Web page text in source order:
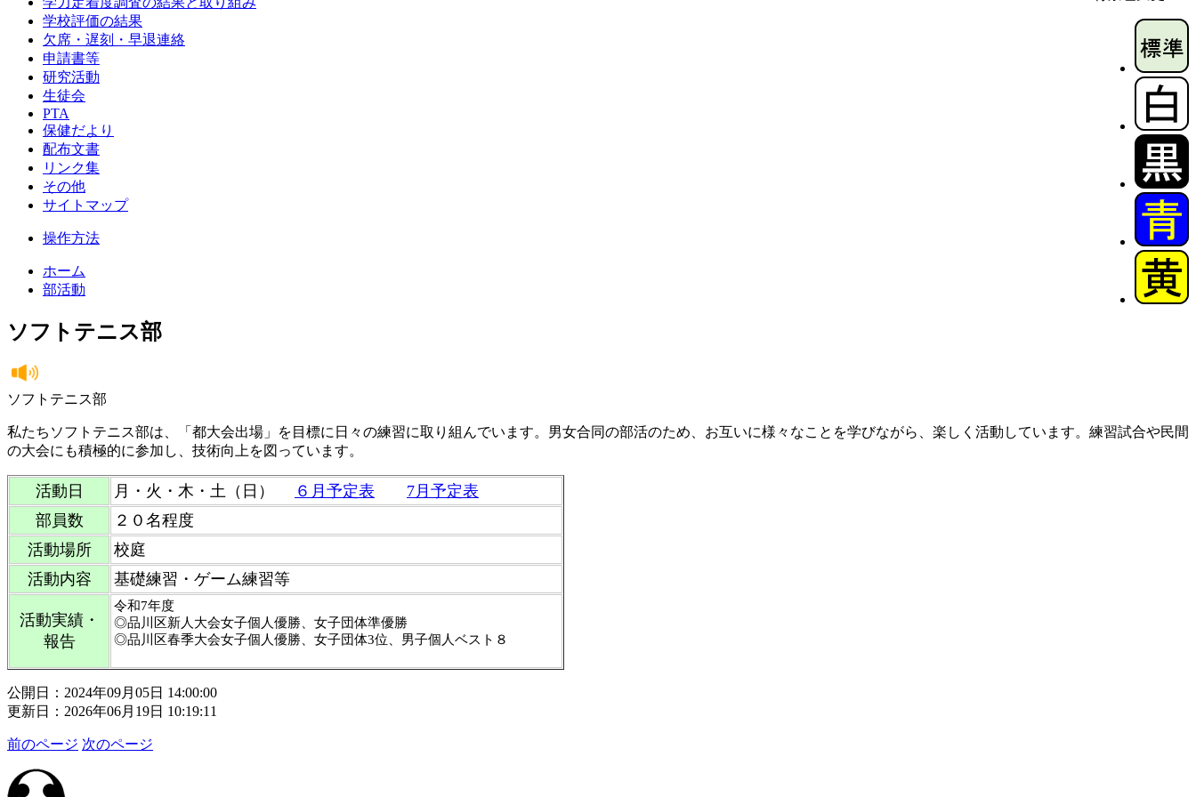
学校評価の結果
欠席・遅刻・早退連絡
申請書等
研究活動
生徒会
PTA
保健だより
配布文書
リンク集
その他
サイトマップ
操作方法
ホーム
部活動
ソフトテニス部
ソフトテニス部
私たちソフトテニス部は、「都大会出場」を目標に日々の練習に取り組んでいます。男女合同の部活のため、お互いに様々なことを学びながら、楽しく活動しています。練習試合や民間
の大会にも積極的に参加し、技術向上を図っています。
活動日 月・火・木・土（日） ６月予定表
7月予定表
部員数
２０名程度
活動場所
校庭
活動内容
基礎練習・ゲーム練習等
活動実績・
報告
令和7年度
◎品川区新人大会女子個人優勝、女子団体準優勝
◎品川区春季大会女子個人優勝、女子団体3位、男子個人ベスト８
公開日：2024年09月05日 14:00:00
更新日：2026年06月19日 10:19:11
前のページ 次のページ